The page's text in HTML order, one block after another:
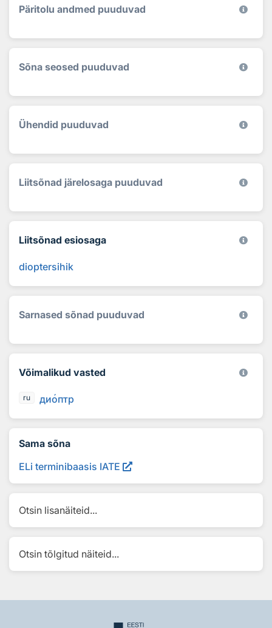
Päritolu andmed puuduvad
Sõna seosed puuduvad
Ühendid puuduvad
Liitsõnad järelosaga puuduvad
Liitsõnad esiosaga
dioptersihik
Sarnased sõnad puuduvad
Võimalikud vasted
ru диоптр
Sama sõna
ELi terminibaasis IATE
Otsin lisanäiteid...
Otsin tõlgitud näiteid...